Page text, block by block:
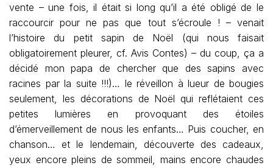
vente – une fois, il était si long qu’il a été obligé de le
raccourcir pour ne pas que tout s’écroule ! – venait
l’histoire du petit sapin de Noël (qui nous faisait
obligatoirement pleurer, cf. Avis Contes) – du coup, ça a
décidé mon papa de chercher que des sapins avec
racines par la suite !!!)… le réveillon à lueur de bougies
seulement, les décorations de Noël qui reflétaient ces
petites lumières en provoquant des étoiles
d’émerveillement de nous les enfants… Puis coucher, en
chanson… et le lendemain, découverte des cadeaux,
yeux encore pleins de sommeil, mains encore chaudes